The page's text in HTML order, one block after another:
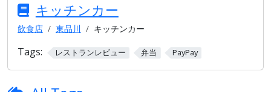
キッチンカー
飲食店 東品川 キッチンカー
Tags: レストランレビュー 弁当 PayPay